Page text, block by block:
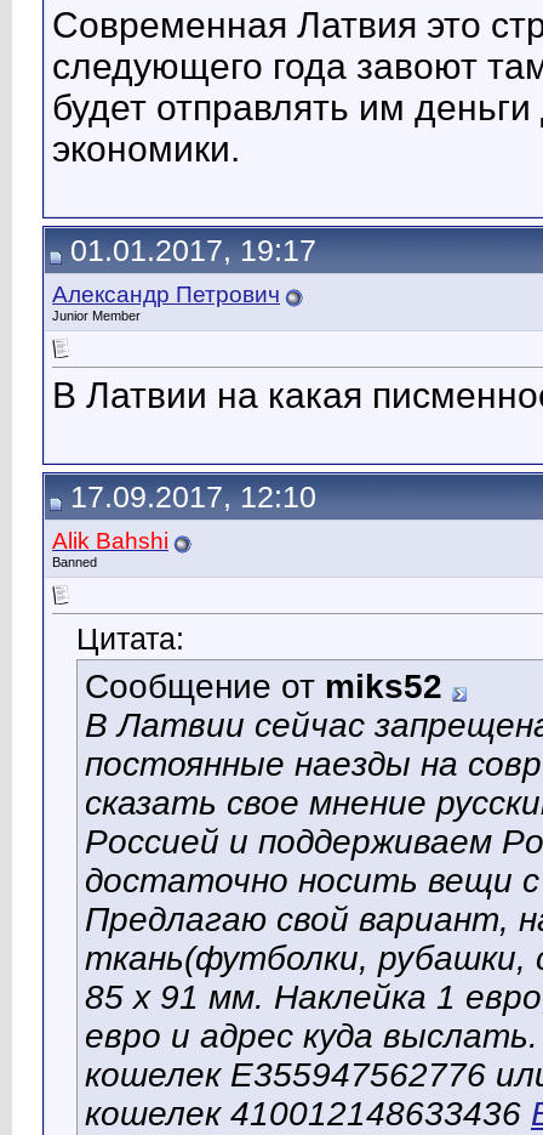
Современная Латвия это
следующего года завоют
будет отправлять им
экономики.
01.01.2017, 19:17
Александр Петрович
Junior Member
В Латвии на какая
17.09.2017, 12:10
Alik Bahshi
Banned
Цитата:
Сообщение от miks52
В Латвии сейчас
постоянные наезды на
сказать свое мнение
Россией и поддерживаем
достаточно носить вещи
Предлагаю свой вариант,
ткань(футболки, рубашки,
85 х 91 мм. Наклейка 1
евро и адрес куда
кошелек E355947562776
кошелек 410012148633436